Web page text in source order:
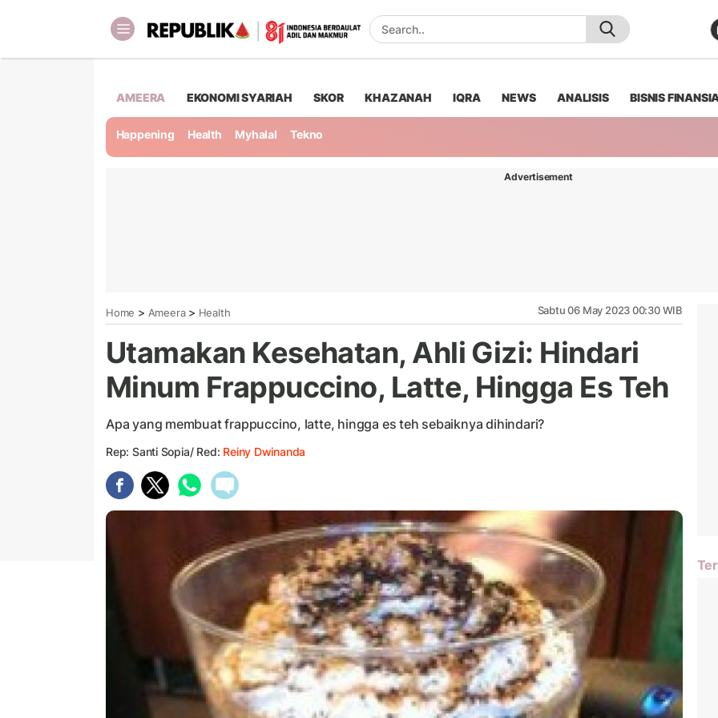
AMEERA EKONOMI SYARIAH SKOR KHAZANAH IQRA NEWS ANALISIS BISNIS
Happening Health Myhalal Tekno
Advertisement
Home > Ameera> Health Sabtu 06 May 2023 00:30 WIB
Utamakan Kesehatan, Ahli Gizi: Hindari
Minum Frappuccino, Latte, Hingga Es Teh
Apa yang membuat frappuccino, latte, hingga es teh sebaiknya dihindari?
Rep: Santi Sopia/ Red: Reiny Dwinanda